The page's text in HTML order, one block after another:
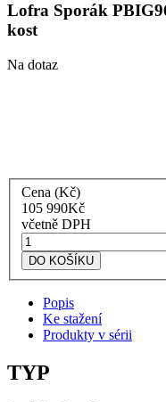
Lofra Sporák
kost
Na dotaz
Cena (Kč)
105 990Kč
včetně DPH
Lofra
Sporák
PBIG96WMFT/5I
slonová
kost
množství
DO KOŠÍKU
Popis
Ke stažení
Produkty v sérii
TYP